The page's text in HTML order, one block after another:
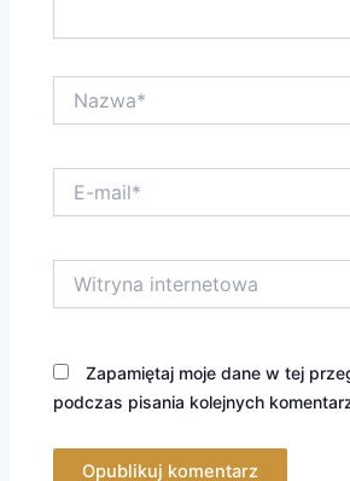
mail*
internetowa
Zapamiętaj moje dane w tej
podczas pisania kolejnych